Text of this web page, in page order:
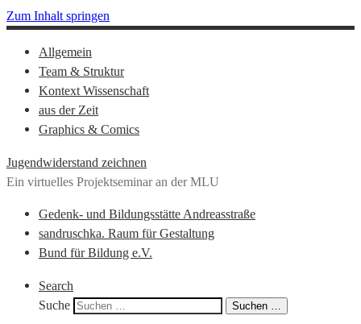
Zum Inhalt springen
Allgemein
Team & Struktur
Kontext Wissenschaft
aus der Zeit
Graphics & Comics
Jugendwiderstand zeichnen
Ein virtuelles Projektseminar an der MLU
Gedenk- und Bildungsstätte Andreasstraße
sandruschka. Raum für Gestaltung
Bund für Bildung e.V.
Search
Suche
Suchen …